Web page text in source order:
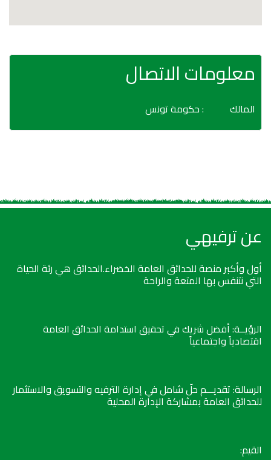
معلومات الاتصال
المالك : حكومة تونس
عن ترفيهي
أول وأكبر منصة للحدائق العامة الخضراء.الحدائق هي رئة الحياة
التي نتنفس بها المتعة والراحة
الرؤيــة: أفضل شريك في تحقيق استدامة الحدائق العامة
اقتصادياً واجتماعياً
الرسالة: تقديـــم حلّ شامل في إدارة الترفيه والتسويق والاستثمار
للحدائق العامة بمشاركة الإدارة المحلية
القيم: